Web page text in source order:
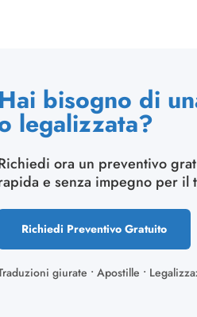
Hai bisogno di
legalizzata?
ora un preventivo
e senza impegno per il
Richiedi Preventivo Gratuito
giurate • Apostille •